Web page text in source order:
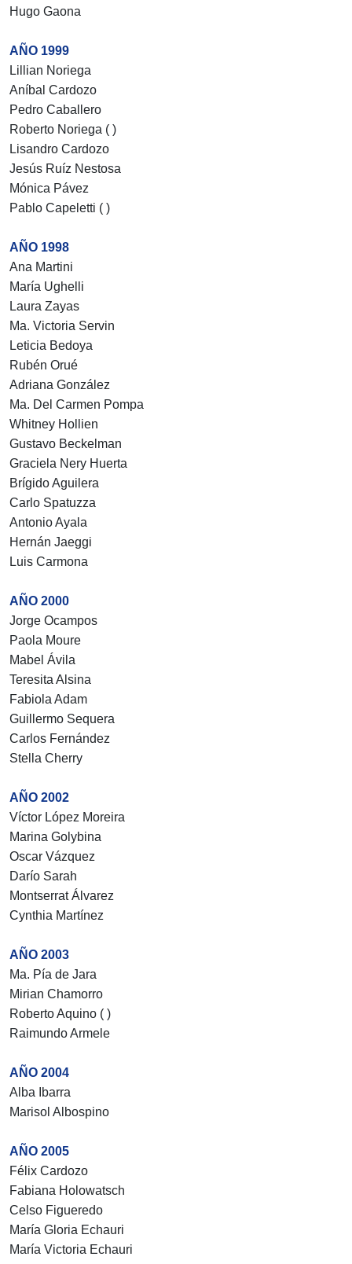
Hugo Gaona
AÑO 1999
Lillian Noriega
Aníbal Cardozo
Pedro Caballero
Roberto Noriega ( )
Lisandro Cardozo
Jesús Ruíz Nestosa
Mónica Pávez
Pablo Capeletti ( )
AÑO 1998
Ana Martini
María Ughelli
Laura Zayas
Ma. Victoria Servin
Leticia Bedoya
Rubén Orué
Adriana González
Ma. Del Carmen Pompa
Whitney Hollien
Gustavo Beckelman
Graciela Nery Huerta
Brígido Aguilera
Carlo Spatuzza
Antonio Ayala
Hernán Jaeggi
Luis Carmona
AÑO 2000
Jorge Ocampos
Paola Moure
Mabel Ávila
Teresita Alsina
Fabiola Adam
Guillermo Sequera
Carlos Fernández
Stella Cherry
AÑO 2002
Víctor López Moreira
Marina Golybina
Oscar Vázquez
Darío Sarah
Montserrat Álvarez
Cynthia Martínez
AÑO 2003
Ma. Pía de Jara
Mirian Chamorro
Roberto Aquino ( )
Raimundo Armele
AÑO 2004
Alba Ibarra
Marisol Albospino
AÑO 2005
Félix Cardozo
Fabiana Holowatsch
Celso Figueredo
María Gloria Echauri
María Victoria Echauri